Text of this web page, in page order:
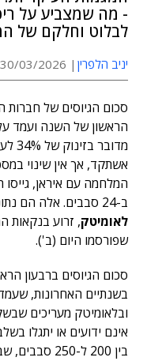
- מה שמצביע על
לבלוט וחלקם של
יניב הלפרין 30/03/2026 05:00
סכום הגיוסים של
אשתקד, אך אין שינוי
ב-24 סבבים. אלה הם נתונים ראשוניים מהדו"ח הרבעוני של
לאומיטק, זרוע בנקאות
שפורסמו היום (ב').
סכום הגיוסים ברבעון
ובלאומיטק מעריכים
אינם ידועים או יתגלו
בין 200 ל-250 סבבים, שבהם גויסו 3.6 מיליארד דולר.